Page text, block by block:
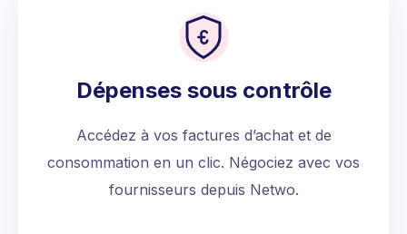
Dépenses sous contrôle
Accédez à vos factures d’achat et de
consommation en un clic. Négociez avec vos
fournisseurs depuis Netwo.